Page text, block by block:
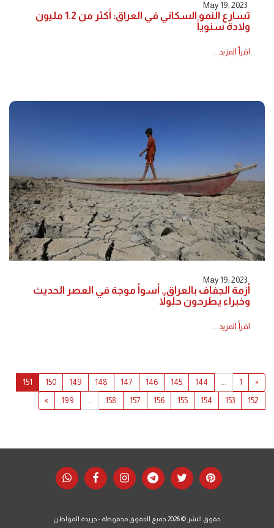
May 19, 2023
تسارع النمو السكاني في العراق: أكثر من 1.2 مليون
ولادة سنوياً
اقرأ المزيد ...
May 19, 2023
أزمة الجفاف بالعراق.. أسوأ موجة في العصر الحديث
وخبراء يطرحون حلولاً
اقرأ المزيد ...
«
1
...
144
145
146
147
148
149
150
151
152
153
154
155
156
157
158
...
199
»
حقوق النشر © 2026 جميع الحقوق محفوظة - جريدة المواطن